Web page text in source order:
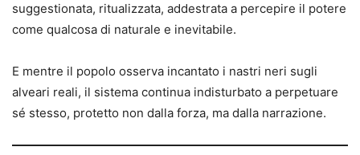
suggestionata, ritualizzata, addestrata a percepire il potere
come qualcosa di naturale e inevitabile.
E mentre il popolo osserva incantato i nastri neri sugli
alveari reali, il sistema continua indisturbato a perpetuare
sé stesso, protetto non dalla forza, ma dalla narrazione.